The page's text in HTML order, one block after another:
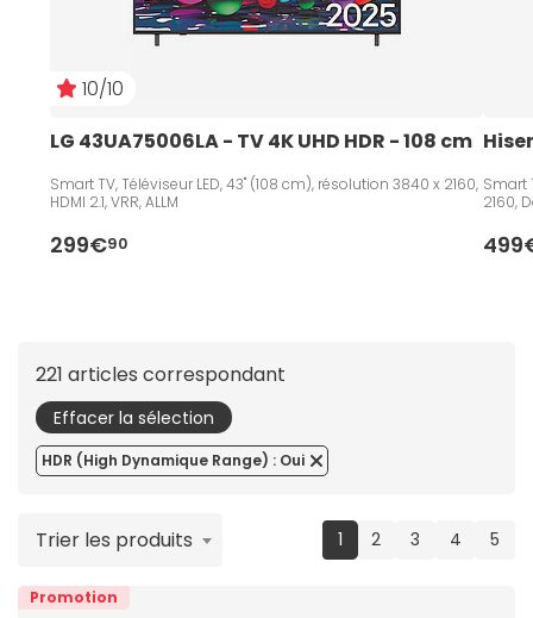
10/10
LG 43UA75006LA - TV 4K UHD HDR - 108 cm
Smart TV, Téléviseur LED, 43" (108 cm), résolution 3840 x 2160,
HDMI 2.1, VRR, ALLM
299€90
Smart
2160,
221 articles correspondant
Effacer la sélection
HDR (High Dynamique Range) : Oui
1(current)
2 3 4 5
Trier les produits
Promotion